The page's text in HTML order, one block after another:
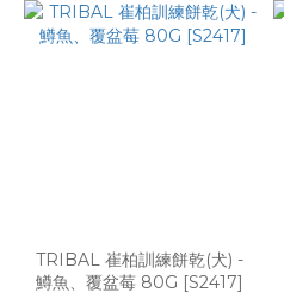
TRIBAL 崔柏訓練餅乾(犬) -
鱒魚、覆盆莓 80G [S2417]